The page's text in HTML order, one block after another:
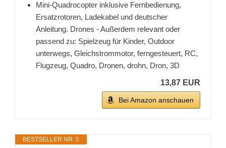
Mini-Quadrocopter inklusive Fernbedienung,
Ersatzrotoren, Ladekabel und deutscher
Anleitung. Drones - Außerdem relevant oder
passend zu: Spielzeug für Kinder, Outdoor
unterwegs, Gleichstrommotor, ferngesteuert, RC,
Flugzeug, Quadro, Dronen, drohn, Dron, 3D
13,87 EUR
Bei Amazon anschauen
BESTSELLER NR. 5